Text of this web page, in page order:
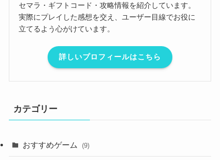
セマラ・ギフトコード・攻略情報を紹介しています。
実際にプレイした感想を交え、ユーザー目線でお役に
立てるよう心がけています。
詳しいプロフィールはこちら
カテゴリー
おすすめゲーム (9)